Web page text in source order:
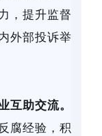
，提升监督
外部投诉举
互助交流。
腐经验，积